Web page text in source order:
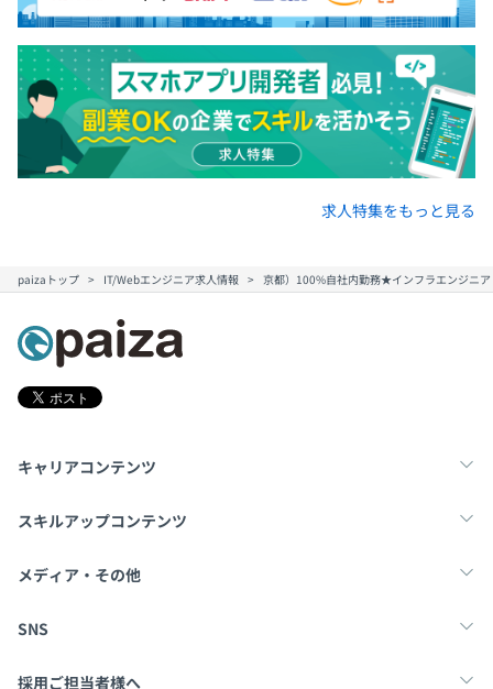
求人特集をもっと見る
paizaトップ IT/Webエンジニア求人情報 京都）100%自社内勤務★インフラエンジニ
キャリアコンテンツ
転職・キャリア
スキルアップコンテンツ
学習
メディア・その他
Tech Team Journal
SNS
X
採用ご担当者様へ